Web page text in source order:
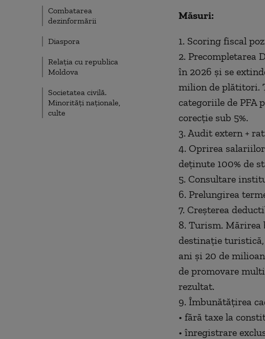
Combatarea
dezinformării
Diaspora
Relația cu republica
Moldova
Societatea civilă.
Minorități naționale,
culte
Măsuri:
1. Scoring fiscal
2. Precompletarea
în 2026 și se
milion de plătitori.
categoriile de PFA
corecție sub 5%.
3. Audit extern +
4. Oprirea
deținute 100% de
5. Consultare
6. Prelungirea
7. Creșterea
8. Turism. Mărirea
destinație
ani şi 20 de
de promovare
rezultat.
9. Îmbunătățirea
• fără taxe la
• înregistrare